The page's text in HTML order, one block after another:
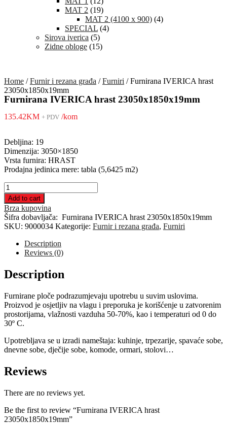
MAT 2 (19)
MAT 2 (4100 x 900) (4)
SPECIAL (4)
Sirova iverica (5)
Zidne obloge (15)
Home /Furnir i rezana građa /Furniri / Furnirana IVERICA hrast
23050x1850x19mm
Furnirana IVERICA hrast 23050x1850x19mm
135.42KM + PDV /kom
Debljina: 19
Dimenzija: 3050×1850
Vrsta furnira: HRAST
Prodajna jedinica mere: tabla (5,6425 m2)
Furnirana
IVERICA
hrast
23050x1850x19mm
quantity
Add to cart
Brza kupovina
Šifra dobavljača: Furnirana IVERICA hrast 23050x1850x19mm
SKU: 9000034 Kategorije: Furnir i rezana građa, Furniri
Description
Reviews (0)
Description
Furnirane ploče podrazumjevaju upotrebu u suvim uslovima.
Proizvod je osjetljiv na vlagu i preporuka je korišćenje u zatvorenim
prostorijama, vlažnosti vazduha 50-70%, kao i temperaturi od 0 do
30º C.
Upotrebljava se u izradi nameštaja: kuhinje, trpezarije, spavaće sobe,
dnevne sobe, dječije sobe, komode, ormari, stolovi…
Reviews
There are no reviews yet.
Be the first to review “Furnirana IVERICA hrast
23050x1850x19mm”